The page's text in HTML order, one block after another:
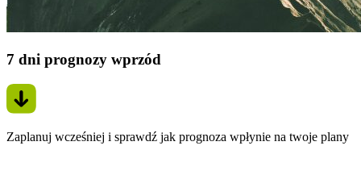
7 dni prognozy wprzód
Zaplanuj wcześniej i sprawdź jak prognoza wpłynie na twoje plany